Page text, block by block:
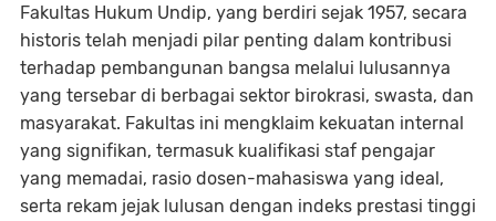
Fakultas Hukum Undip, yang berdiri sejak 1957, secara
historis telah menjadi pilar penting dalam kontribusi
terhadap pembangunan bangsa melalui lulusannya
yang tersebar di berbagai sektor birokrasi, swasta, dan
masyarakat. Fakultas ini mengklaim kekuatan internal
yang signifikan, termasuk kualifikasi staf pengajar
yang memadai, rasio dosen-mahasiswa yang ideal,
serta rekam jejak lulusan dengan indeks prestasi tinggi